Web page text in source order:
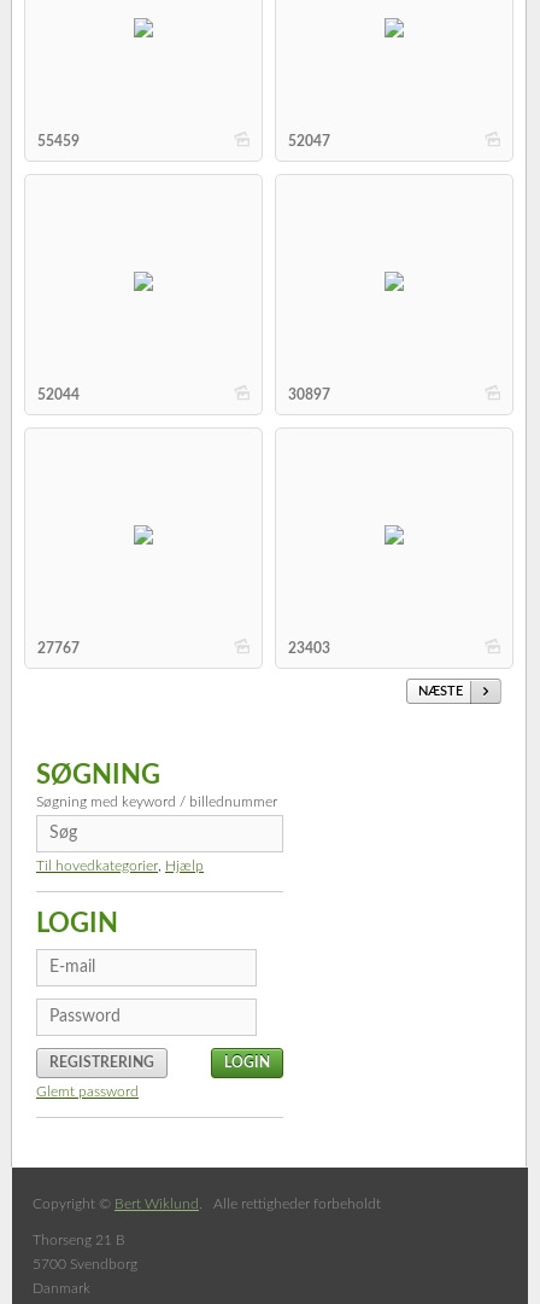
b
55459 b
52047
b
52044 b
30897
b
27767 b
23403
NÆSTE
SØGNING
Søgning med keyword / billednummer
Til hovedkategorier Hjælp
LOGIN
REGISTRERING
Glemt password
Copyright © Bert Wiklund . Alle rettigheder forbeholdt
Thorseng 21 B
5700 Svendborg
Danmark